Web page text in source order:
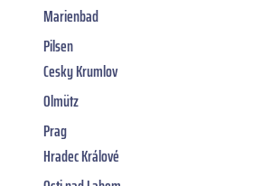
Marienbad
Pilsen
Cesky Krumlov
Olmütz
Prag
Hradec Králové